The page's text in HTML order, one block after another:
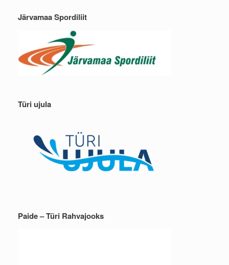
Järvamaa Spordiliit
Türi ujula
Paide – Türi Rahvajooks